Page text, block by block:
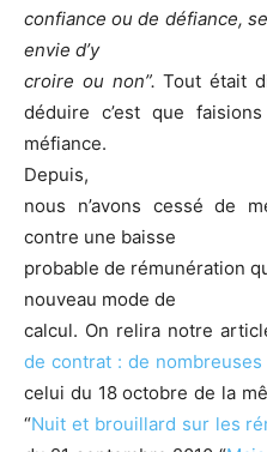
confiance ou de défiance,
envie d’y
croire ou non”.Tout était
déduire c’est que
méfiance.
Depuis,
nous n’avons cessé de
contre une baisse
probable de rémunération
nouveau mode de
calcul. On relira notre
de contrat : de
celui du 18 octobre de la
“Nuit et brouillard sur les